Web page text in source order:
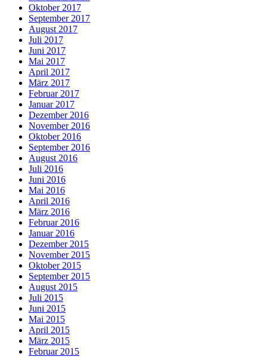
Oktober 2017
September 2017
August 2017
Juli 2017
Juni 2017
Mai 2017
April 2017
März 2017
Februar 2017
Januar 2017
Dezember 2016
November 2016
Oktober 2016
September 2016
August 2016
Juli 2016
Juni 2016
Mai 2016
April 2016
März 2016
Februar 2016
Januar 2016
Dezember 2015
November 2015
Oktober 2015
September 2015
August 2015
Juli 2015
Juni 2015
Mai 2015
April 2015
März 2015
Februar 2015